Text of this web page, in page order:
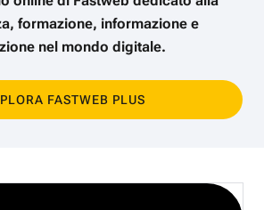
formazione, informazione e
nel mondo digitale.
FASTWEB PLUS